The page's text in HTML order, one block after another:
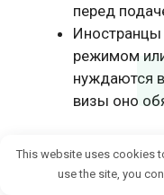
перед
Иностранцы
режимом
нуждаются
визы оно
Соблюдение этих
отказа и ускорит
This website uses cookies
use the site, you